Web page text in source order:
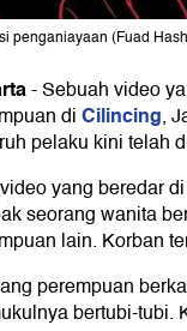
penganiayaan (Fuad
-Sebuah video
diCilincing,
pelaku kini telah
yang beredar
seorang wanita
lain. Korban
perempuan
bertubi-tubi.